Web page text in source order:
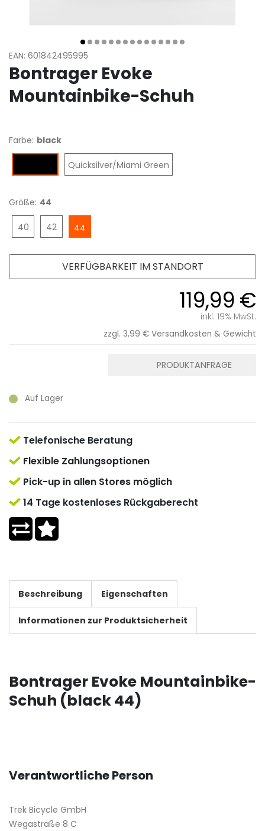
EAN: 601842495995
Bontrager Evoke
Mountainbike-Schuh
Farbe: black
Quicksilver/Miami Green
Größe: 44
40 42 44
119,99 €
inkl. 19% MwSt.
zzgl. 3,99 € Versandkosten & Gewicht
Auf Lager
PRODUKTANFRAGE
VERFÜGBARKEIT IM STANDORT
Telefonische Beratung
Flexible Zahlungsoptionen
Pick-up in allen Stores möglich
14 Tage kostenloses Rückgaberecht
Beschreibung Eigenschaften
Informationen zur Produktsicherheit
Bontrager Evoke Mountainbike-
Schuh (black 44)
Verantwortliche Person
Trek Bicycle GmbH
Wegastraße 8 C